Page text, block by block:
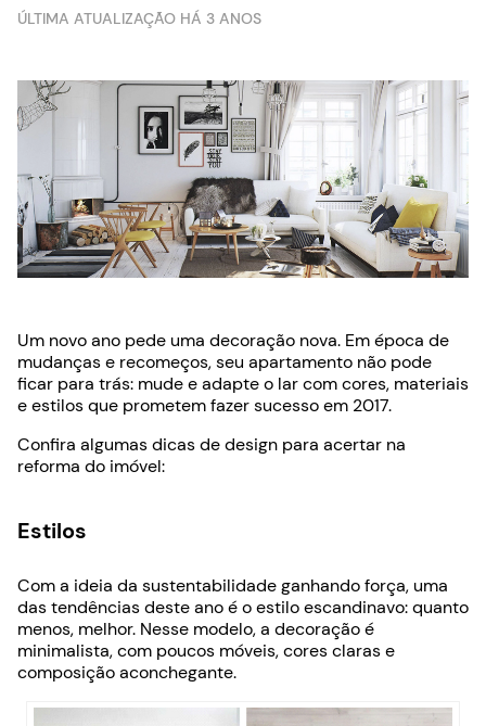
ÚLTIMA ATUALIZAÇÃO HÁ 3 ANOS
Um novo ano pede uma decoração nova. Em época de
mudanças e recomeços, seu apartamento não pode
ficar para trás: mude e adapte o lar com cores, materiais
e estilos que prometem fazer sucesso em 2017.
Confira algumas dicas de design para acertar na
reforma do imóvel:
Estilos
Com a ideia da sustentabilidade ganhando força, uma
das tendências deste ano é o estilo escandinavo: quanto
menos, melhor. Nesse modelo, a decoração é
minimalista, com poucos móveis, cores claras e
composição aconchegante.